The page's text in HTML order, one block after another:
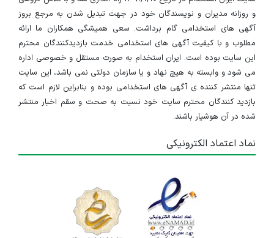
و روزانه مدیران و نویسندگان خود در جهت تبدیل شدن به مرجع بروز
آگهی های استخدامی گام برداشت. سعی همیشگی همکاران ما ارائه
مطلوب و با کیفیت آگهی های استخدامی خدمت بازدیدکنندگان محترم
این سایت بوده است. ایران استخدام به صورت مستقل و خصوصی اداره
می شود و وابسته به هیچ نهاد و یا سازمان دولتی نمی باشد، این سایت
تنها منتشر کننده ی آگهی های استخدامی بوده و بنابراین لازم است که
بازدید کنندگان محترم سایت خود نسبت به صحت و سقم اخبار منتشر
شده در آن هوشیار باشند.
نماد اعتماد الکترونیکی